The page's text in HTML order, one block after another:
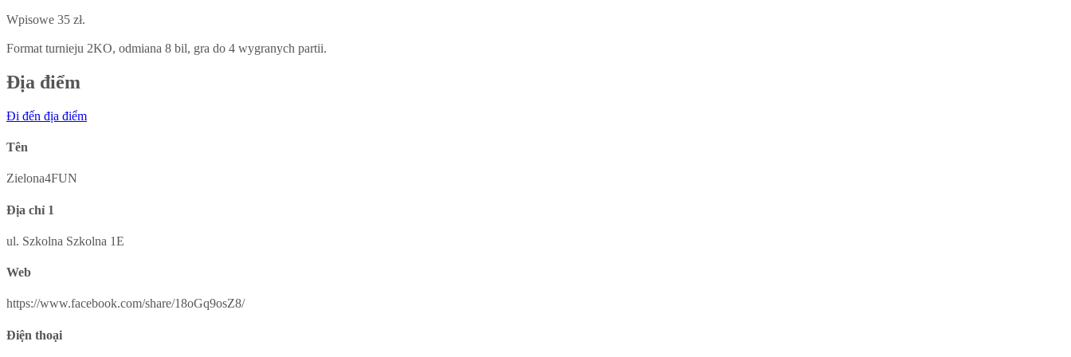
Wpisowe 35 zł.
Format turnieju 2KO, odmiana 8 bil, gra do 4 wygranych partii.
Địa điểm
Đi đến địa điểm
Tên
Zielona4FUN
Địa chỉ 1
ul. Szkolna Szkolna 1E
Web
https://www.facebook.com/share/18oGq9osZ8/
Điện thoại